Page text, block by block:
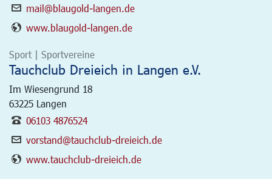
mail@blaugold-langen.de
www.blaugold-langen.de
Sport | Sportvereine
Tauchclub Dreieich in Langen e.V.
Im Wiesengrund 18
63225 Langen
06103 4876524
vorstand@tauchclub-dreieich.de
www.tauchclub-dreieich.de